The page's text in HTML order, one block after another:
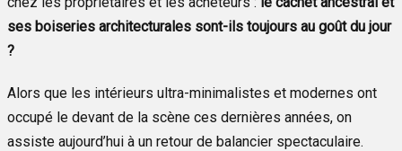
ses boiseries architecturales sont-ils toujours au goût du jour
?
Alors que les intérieurs ultra-minimalistes et modernes ont
occupé le devant de la scène ces dernières années, on
assiste aujourd’hui à un retour de balancier spectaculaire.